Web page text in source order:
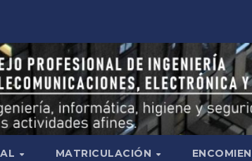
MATRICULACIÓN